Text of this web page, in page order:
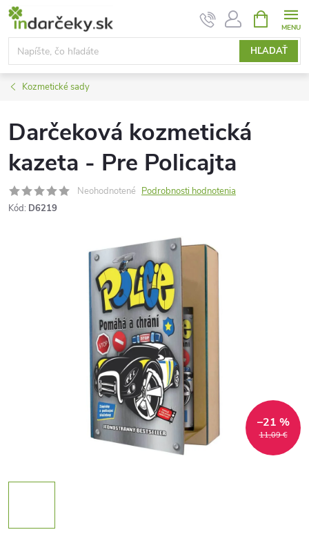
Prejsť
obsah
HĽADAŤ
KOŠÍK
Kozmetické sady
Darčeková kozmetická
kazeta - Pre Policajta
Neohodnotené Podrobnosti hodnotenia
Kód: D6219
11,09 €
–21 %